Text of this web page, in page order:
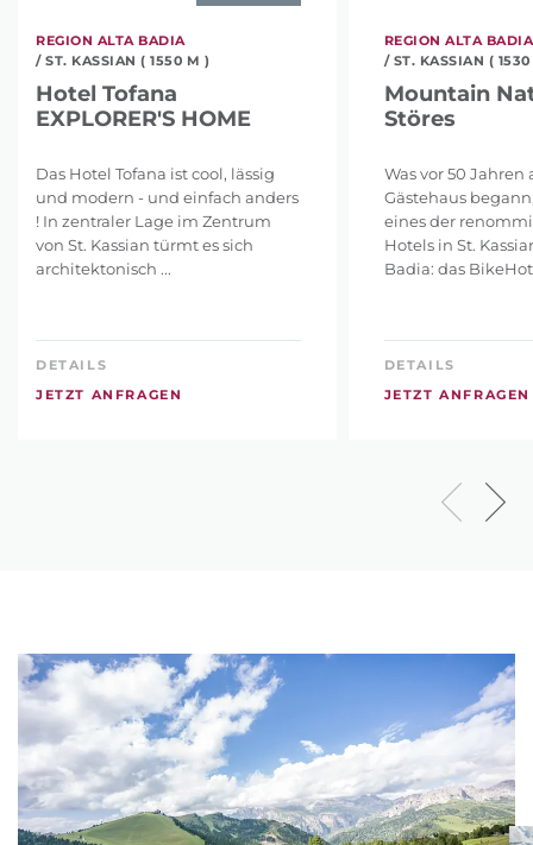
REGION ALTA BADIA
/ ST. KASSIAN ( 1550 M )
Hotel Tofana
EXPLORER'S HOME
Das Hotel Tofana ist cool, lässig
und modern - und einfach anders
! In zentraler Lage im Zentrum
von St. Kassian türmt es sich
architektonisch ...
DETAILS
JETZT ANFRAGEN
REGION ALTA BADIA
/ ST. KASSIAN (
Mountain
Störes
Was vor 50 Jahren
Gästehaus
eines der
Hotels in St.
Badia: das
DETAILS
JETZT ANFRAGEN